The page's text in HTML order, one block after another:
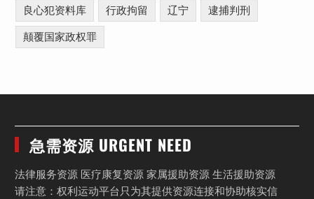
良心犯资料库 行政拘留 辽宁 逮捕判刑
颠覆国家政权罪
急需资源 URGENT NEED
法律服务资源 医疗康复资源 家属援助资源 生活援助资源
请注意：权利运动平台只为其提供资源连接和协助核实信